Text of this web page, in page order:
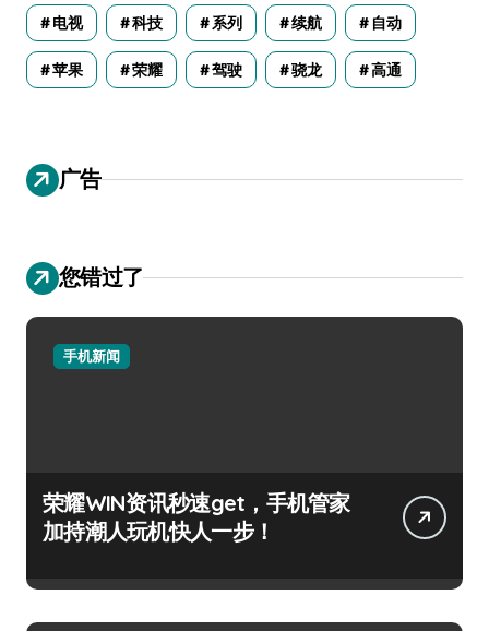
电视 科技 系列 续航 自动
苹果 荣耀 驾驶 骁龙 高通
广告
您错过了
手机新闻
荣耀WIN资讯秒速get，手机管家
加持潮人玩机快人一步！